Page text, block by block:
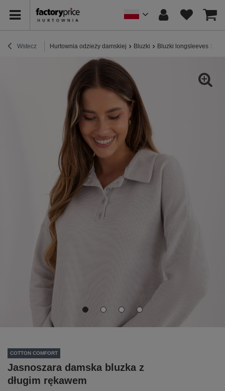
Wstecz Hurtownia odzieży damskiej Bluzki Bluzki longsleeves
COTTON COMFORT
Jasnoszara damska bluzka z
długim rękawem